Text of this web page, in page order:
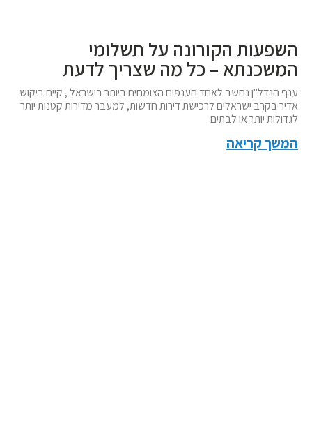
השפעות הקורונה על תשלומי
המשכנתא – כל מה שצריך לדעת
ענף הנדל"ן נחשב לאחד הענפים הצומחים ביותר בישראל , קיים ביקוש
אדיר בקרב ישראלים לרכישת דירות חדשות, למעבר מדירות קטנות יותר
לגדולות יותר או לבתים
המשך קריאה